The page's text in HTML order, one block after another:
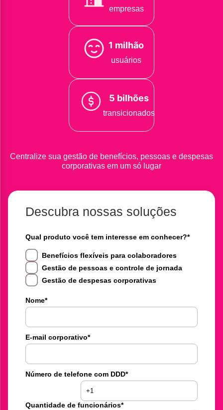
empresas
1 milhão
usuários
5 bilhões
transicionados
Centralize sua gestão de benefícios, pessoas e despesas
corporativas em um só lugar
Descubra nossas soluções
Qual produto você tem interesse em conhecer?*
Benefícios flexíveis para colaboradores
Gestão de pessoas e controle de jornada
Gestão de despesas corporativas
Nome*
E-mail corporativo*
Número de telefone com DDD*
Quantidade de funcionários*